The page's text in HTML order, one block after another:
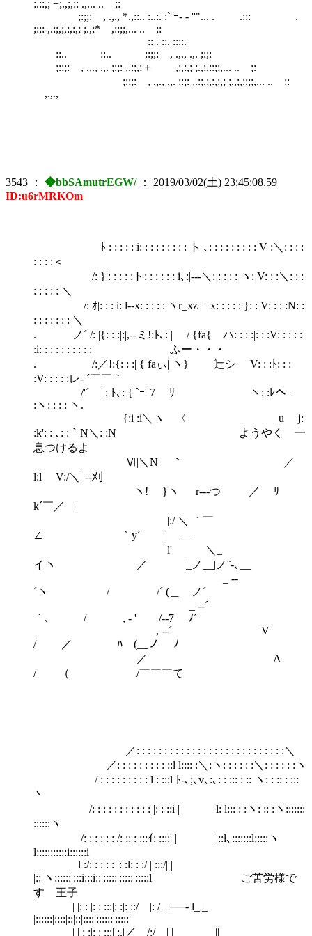
:.::,; +;.,;,:: .,... .. ;:
;:;;: , .,., *.,::.. :..:. :` ｰ- ‐ ''"... . .::: .
;:;: ,.:;,;,:,:,; ;.,;* ,::;;,... .. ;:
:: . ::. ::::.
::.. ::.. ;:;;: , .,., .,. ;:;:
;:;;: , .,., .,. ;:;: ,.:;,;＋ ,:,:,; ;.,;,::;;,... .. ;:
;:;;: , .,., .,. ;:;: ,.:;,;,:,:,; ;.,;,::;;,... .. ;:
,.,.,
3543 ： ◆bbSAmutrEGW/： 2019/03/02(土) 23:45:08.59
ID:u6rMRKOm
ﾄ : : : : : i: : : : : : : : : ト ､: : : : : : : : : V :＼: : : :
: : : :＜
/: }|: : : : :ト: : : : : : i､:|-‐‐＼: : : : : ヽ: V: : :＼: : :
: : : : : ＼
/: ｵ|: : : i: l-‐x: : : : :|ヽr_xz==x: : : : : }: : V: : : :N: :
: : : : : : : ＼
. ノ´ /: |{: : :|:|,-‐ミ!:ﾄ､: | / {fa{ ハ: : : :|: : :V: : : : :
:i: : : : : : : : : : ふー・・・
. /:／!:{: : :| { faぃ| ヽ} 辷シ V: : :ﾄ: : :
:V: : : : :レ‐ ´￣￣｀
/'´ |: ﾄ､: { `ｰ' 7 ﾘ ヽ: :ﾚヘ=
:ヽ: : : : ヽ.
{:i :i＼ヽ 〈 u j:
:k': : ､: :｀N＼: :N ようやく 一
息つけるよ
Ⅵ|＼N ｀ ／
l:l V:/＼| -‐刈
ヽ! }ヽ r--‐つ ／ ﾘ
k´￣／ |
|:/ ＼ ｀￣
∠ ｀y´ | __
l' ＼_
イヽ ／ |_ノ__|ノ¨‐､__
_ -‐
´ヽ / /´ (＿ ノ´
_ -‐´
｀､ / , - ' /‐-7 ﾉ´
, -‐´ V
/ ／ ﾊ (__ノ ﾉ
／ Λ
/ （ /￣￣￣て
／: : : : : : : : : : : : : : : : : : : : : : : : : : :＼
／: : : : : : : : : ::l l:::: :＼:ヽ: : : : : :＼: : : : : :ヽ
/ : : : : : : : : : l : :::l ﾄ-､;､v､:､: : ::: : :: ヽ: : :: : :::
丶
/: : : : : : : : : : : |: : ::i | l: l::: : :ヽ: :: :ヽ:::::::
::::::ヽ
/: : : : : : /: ;: : :::ｲ: ::::| | | ::l､:::::::l:::::ヽ
l:::::::::::i::::::i
l :/: : : : : |: :l: : :/ | :::/| |
|::|ヽ::::::|:::i:::i::|:::::|:::::|:::::l ご苦労様で
す 王子
| |: : |: : :::|: :|: ::/ |: / | |──- l_|_
|::::::|::::|::|::|::::|::::::|:::::|
| | : :|: : :::| :.|／ /:/ | | ＿_ ||